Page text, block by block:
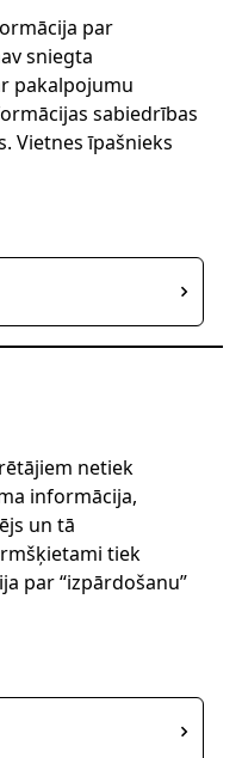
par
sniegta
pakalpojumu
sabiedrības
Vietnes īpašnieks
netiek
informācija,
un tā
tiek
par “izpārdošanu”